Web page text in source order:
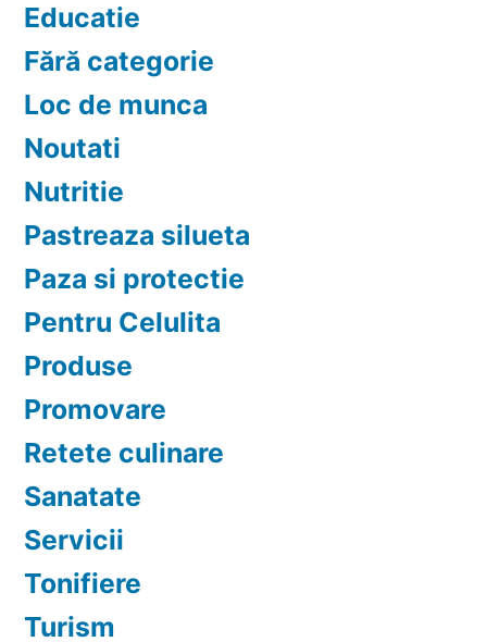
Educatie
Fără categorie
Loc de munca
Noutati
Nutritie
Pastreaza silueta
Paza si protectie
Pentru Celulita
Produse
Promovare
Retete culinare
Sanatate
Servicii
Tonifiere
Turism